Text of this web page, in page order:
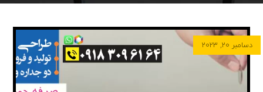
دسامبر ۲۰, ۲۰۲۳